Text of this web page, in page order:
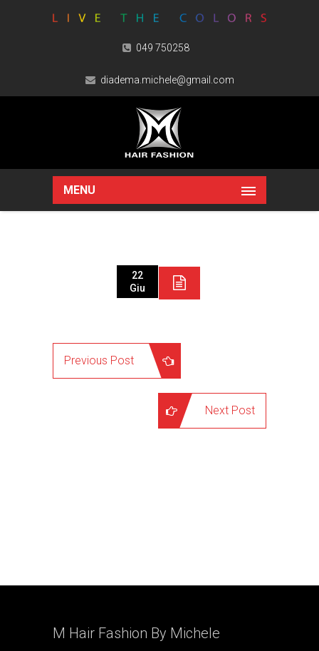
049 750258
diadema.michele@gmail.com
MENU
22
Giu
Previous Post
Next Post
M Hair Fashion By Michele